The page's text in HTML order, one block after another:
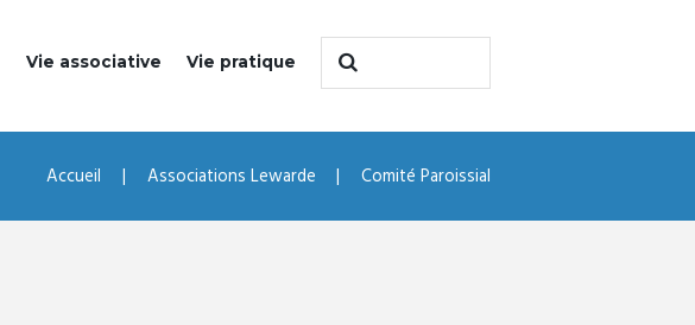
Vie associative Vie pratique
Accueil Associations Lewarde Comité Paroissial